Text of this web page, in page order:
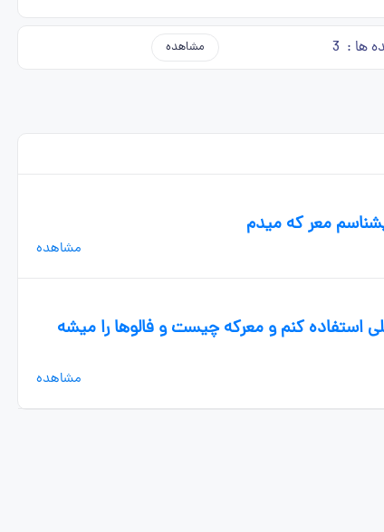
ها : 3 مشاهده
مشاهده
استفاده کنم و معرکه چیست و فالوها را میشه
مشاهده